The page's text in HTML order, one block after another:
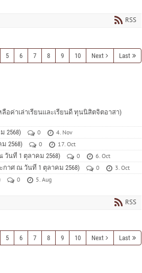
RSS
5 6 7 8 9 10 Next Last
อค่าเล่าเรียนและเรียนดี ทุนนิสิตจิตอาสา)
2568)
0
4. Nov
2568)
0
17. Oct
นที่ 1 ตุลาคม 2568)
0
6. Oct
าศ ณ วันที่ 1 ตุลาคม 2568)
0
3. Oct
0 5. Aug
RSS
5 6 7 8 9 10 Next Last